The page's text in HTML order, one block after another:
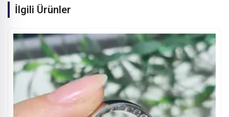
İlgili Ürünler